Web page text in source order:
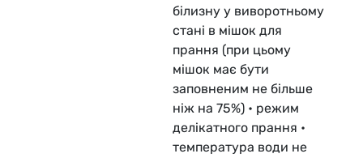
білизну у виворотньому
стані в мішок для
прання (при цьому
мішок має бути
заповненим не більше
ніж на 75%) • режим
делікатного прання •
температура води не